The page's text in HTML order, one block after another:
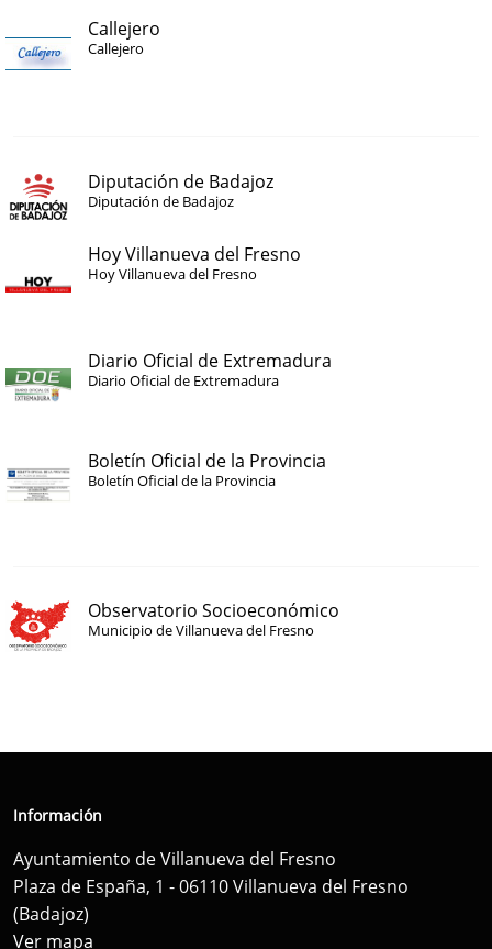
Callejero
Callejero
Diputación de Badajoz
Diputación de Badajoz
Hoy Villanueva del Fresno
Hoy Villanueva del Fresno
Diario Oficial de Extremadura
Diario Oficial de Extremadura
Boletín Oficial de la Provincia
Boletín Oficial de la Provincia
Observatorio Socioeconómico
Municipio de Villanueva del Fresno
Información
Ayuntamiento de Villanueva del Fresno
Plaza de España, 1 - 06110 Villanueva del Fresno
(Badajoz)
Ver mapa